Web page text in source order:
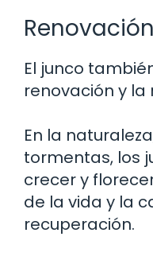
El junco
renovación y la
En la
tormentas, los
crecer y
de la vida y la
recuperación.